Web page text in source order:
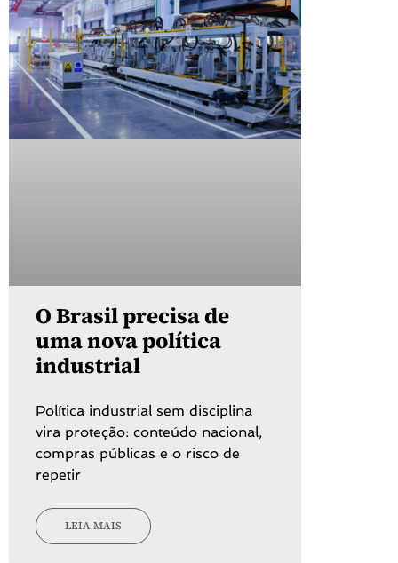
O Brasil precisa de
uma nova política
industrial
Política industrial sem disciplina
vira proteção: conteúdo nacional,
compras públicas e o risco de
repetir
LEIA MAIS